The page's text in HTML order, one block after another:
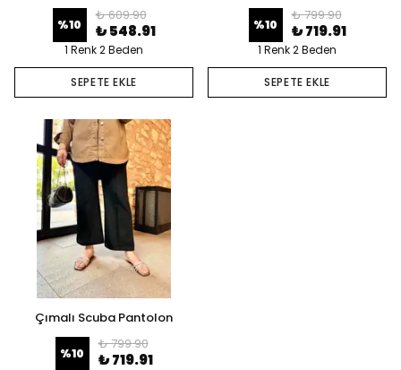
%10
₺ 609.90
₺ 548.91
1 Renk 2 Beden
SEPETE EKLE
%10
₺ 799.90
₺ 719.91
1 Renk 2 Beden
SEPETE EKLE
Çımalı Scuba Pantolon
%10
₺ 799.90
₺ 719.91